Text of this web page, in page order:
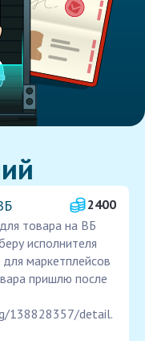
2400
товара на ВБ
исполнителя
маркетплейсов
пришлю после
138828357/detail.